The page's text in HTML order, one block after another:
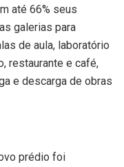
até 66% seus
galerias para
de aula, laboratório
restaurante e café,
e descarga de obras
prédio foi